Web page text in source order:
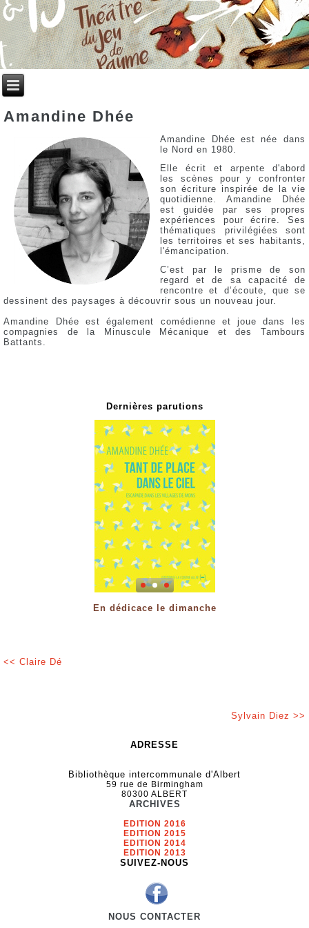
Amandine Dhée
Amandine Dhée est née dans
le Nord en 1980.
Elle écrit et arpente d'abord
les scènes pour y confronter
son écriture inspirée de la vie
quotidienne. Amandine Dhée
est guidée par ses propres
expériences pour écrire. Ses
thématiques privilégiées sont
les territoires et ses habitants,
l'émancipation.
C’est par le prisme de son
regard et de sa capacité de
rencontre et d’écoute, que se
dessinent des paysages à découvrir sous un nouveau jour.
Amandine Dhée est également comédienne et joue dans les
compagnies de la Minuscule Mécanique et des Tambours
Battants.
Dernières parutions
En dédicace le dimanche
<< Claire Dé
Sylvain Diez >>
ADRESSE
Bibliothèque intercommunale d'Albert
59 rue de Birmingham
80300 ALBERT
ARCHIVES
EDITION 2016
EDITION 2015
EDITION 2014
EDITION 2013
SUIVEZ-NOUS
NOUS CONTACTER